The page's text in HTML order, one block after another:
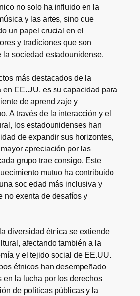
no solo ha influido en la
y las artes, sino que
un papel crucial en el
y tradiciones que son
la sociedad estadounidense.
más destacados de la
en EE.UU. es su capacidad para
de aprendizaje y
A través de la interacción y el
los estadounidenses han
de expandir sus horizontes,
apreciación por las
grupo trae consigo. Este
mutuo ha contribuido
sociedad más inclusiva y
no exenta de desafíos y
diversidad étnica se extiende
afectando también a la
y el tejido social de EE.UU.
étnicos han desempeñado
en la lucha por los derechos
de políticas públicas y la